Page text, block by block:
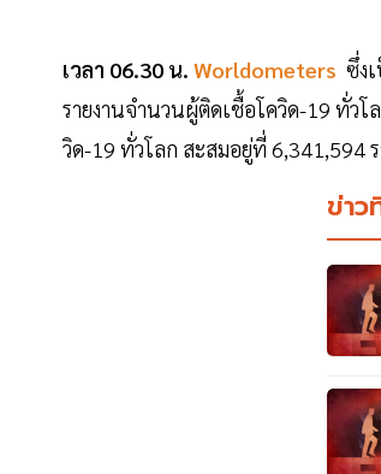
เวลา 06.30 น. Worldometers ซึ่ง
รายงานจำนวนผู้ติดเชื้อโควิด-19 ทั่ว
วิด-19 ทั่วโลก สะสมอยู่ที่ 6,341,594
ข่า